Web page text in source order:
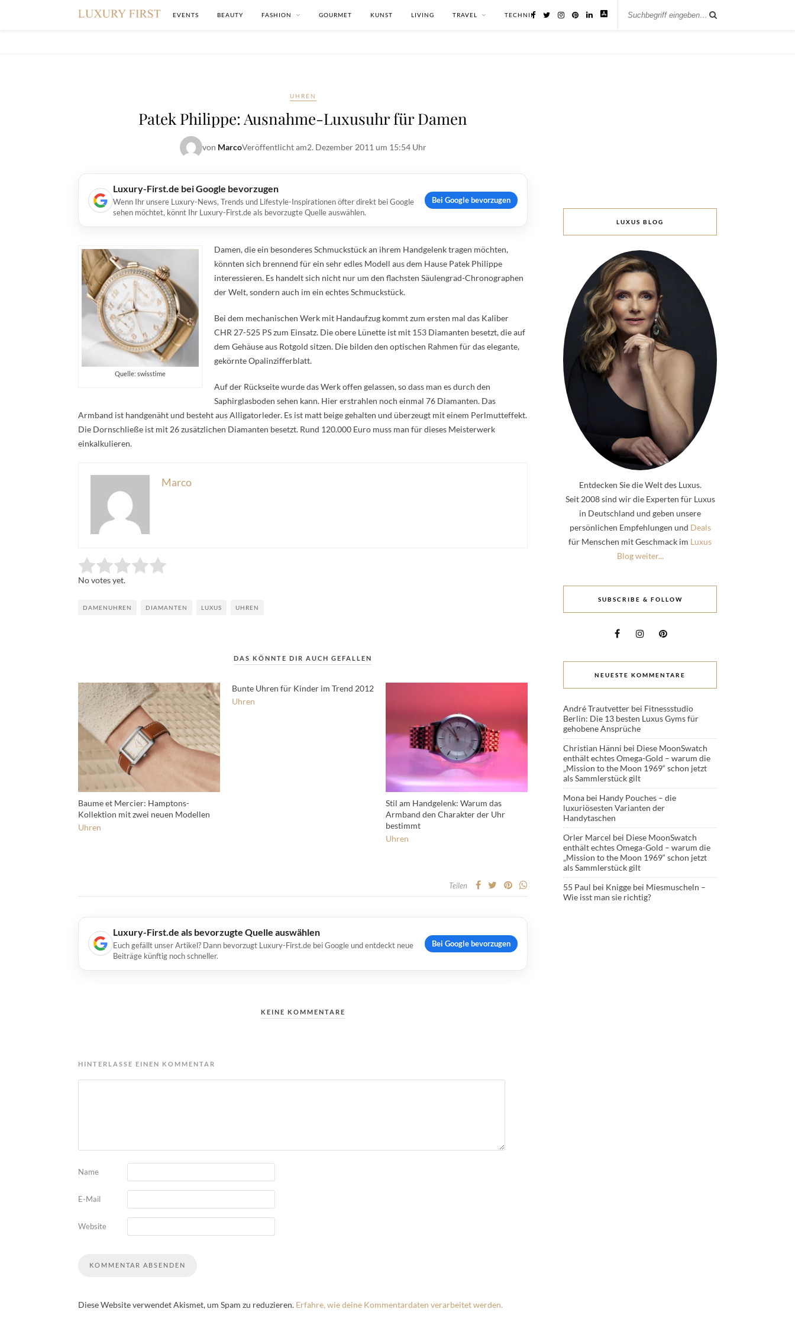
EVENTS BEAUTY FASHION GOURMET KUNST LIVING TRAVEL TECHNIK
UHREN
Patek Philippe: Ausnahme-Luxusuhr für Damen
von MarcoVeröffentlicht am2. Dezember 2011 um 15:54 Uhr
Luxury-First.de bei Google bevorzugen
Wenn Ihr unsere Luxury-News, Trends und Lifestyle-Inspirationen öfter direkt bei Google
sehen möchtet, könnt Ihr Luxury-First.de als bevorzugte Quelle auswählen.
Bei Google bevorzugen
Quelle: swisstime
Damen, die ein besonderes Schmuckstück an ihrem Handgelenk tragen möchten,
könnten sich brennend für ein sehr edles Modell aus dem Hause Patek Philippe
interessieren. Es handelt sich nicht nur um den flachsten Säulengrad-Chronographen
der Welt, sondern auch im ein echtes Schmuckstück.
Bei dem mechanischen Werk mit Handaufzug kommt zum ersten mal das Kaliber
CHR 27-525 PS zum Einsatz. Die obere Lünette ist mit 153 Diamanten besetzt, die auf
dem Gehäuse aus Rotgold sitzen. Die bilden den optischen Rahmen für das elegante,
gekörnte Opalinzifferblatt.
Auf der Rückseite wurde das Werk offen gelassen, so dass man es durch den
Saphirglasboden sehen kann. Hier erstrahlen noch einmal 76 Diamanten. Das
Armband ist handgenäht und besteht aus Alligatorleder. Es ist matt beige gehalten und überzeugt mit einem Perlmutteffekt.
Die Dornschließe ist mit 26 zusätzlichen Diamanten besetzt. Rund 120.000 Euro muss man für dieses Meisterwerk
einkalkulieren.
Marco
Rate this item: Submit Rating
No votes yet.
DAMENUHREN DIAMANTEN LUXUS UHREN
DAS KÖNNTE DIR AUCH GEFALLEN
Baume et Mercier: Hamptons-
Kollektion mit zwei neuen Modellen
Uhren
Bunte Uhren für Kinder im Trend 2012
Uhren
Stil am Handgelenk: Warum das
Armband den Charakter der Uhr
bestimmt
Uhren
Teilen
Luxury-First.de als bevorzugte Quelle auswählen
Euch gefällt unser Artikel? Dann bevorzugt Luxury-First.de bei Google und entdeckt neue
Beiträge künftig noch schneller.
Bei Google bevorzugen
KEINE KOMMENTARE
HINTERLASSE EINEN KOMMENTAR
Name
E-Mail
Website
Diese Website verwendet Akismet, um Spam zu reduzieren. Erfahre, wie deine Kommentardaten verarbeitet werden.
LUXUS BLOG
Entdecken Sie die Welt des Luxus.
Seit 2008 sind wir die Experten für Luxus
in Deutschland und geben unsere
persönlichen Empfehlungen und Deals
für Menschen mit Geschmack im Luxus
Blog weiter...
SUBSCRIBE & FOLLOW
NEUESTE KOMMENTARE
André Trautvetter bei Fitnessstudio
Berlin: Die 13 besten Luxus Gyms für
gehobene Ansprüche
Christian Hänni bei Diese MoonSwatch
enthält echtes Omega-Gold – warum die
„Mission to the Moon 1969“ schon jetzt
als Sammlerstück gilt
Mona bei Handy Pouches – die
luxuriösesten Varianten der
Handytaschen
Orler Marcel bei Diese MoonSwatch
enthält echtes Omega-Gold – warum die
„Mission to the Moon 1969“ schon jetzt
als Sammlerstück gilt
55 Paul bei Knigge bei Miesmuscheln –
Wie isst man sie richtig?